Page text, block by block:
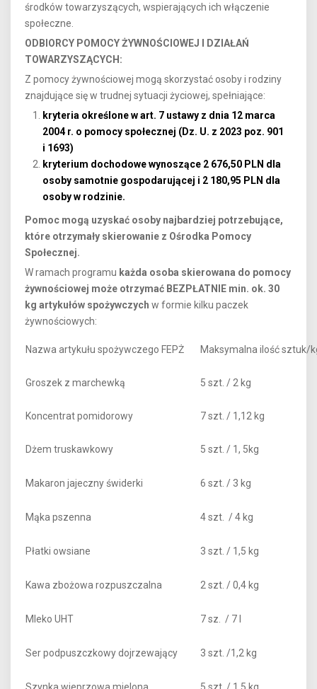
środków towarzyszących, wspierających ich włączenie
społeczne.
ODBIORCY POMOCY ŻYWNOŚCIOWEJ I DZIAŁAŃ
TOWARZYSZĄCYCH:
Z pomocy żywnościowej mogą skorzystać osoby i rodziny
znajdujące się w trudnej sytuacji życiowej, spełniające:
kryteria określone w art. 7 ustawy z dnia 12 marca
2004 r. o pomocy społecznej (Dz. U. z 2023 poz. 901
i 1693)
kryterium dochodowe wynoszące 2 676,50 PLN dla
osoby samotnie gospodarującej i 2 180,95 PLN dla
osoby w rodzinie.
Pomoc mogą uzyskać osoby najbardziej potrzebujące,
które otrzymały skierowanie z Ośrodka Pomocy
Społecznej.
W ramach programu każda osoba skierowana do pomocy
żywnościowej może otrzymać BEZPŁATNIE min. ok. 30
kg artykułów spożywczych w formie kilku paczek
żywnościowych:
Nazwa artykułu spożywczego FEPŻ Maksymalna ilość sztuk/
Groszek z marchewką 5 szt. / 2 kg
Koncentrat pomidorowy 7 szt. / 1,12 kg
Dżem truskawkowy 5 szt. / 1, 5kg
Makaron jajeczny świderki 6 szt. / 3 kg
Mąka pszenna 4 szt. / 4 kg
Płatki owsiane 3 szt. / 1,5 kg
Kawa zbożowa rozpuszczalna 2 szt. / 0,4 kg
Mleko UHT 7 sz. / 7 l
Ser podpuszczkowy dojrzewający 3 szt. /1,2 kg